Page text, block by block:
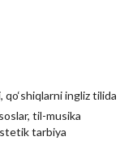
qo‘shiqlarni ingliz tilida
til-musika
tarbiya